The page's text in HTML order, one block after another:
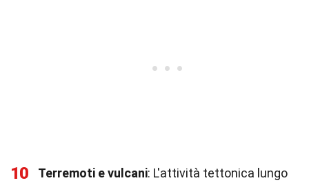
10 Terremoti e vulcani: L'attività tettonica lungo